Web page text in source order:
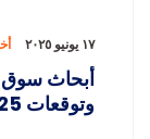
١٧ يونيو ٢٠٢٥
أبحاث سوق
وتوقعات 2025-2031